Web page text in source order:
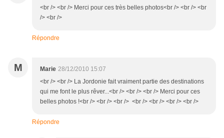
<br /> <br /> Merci pour ces très belles photos<br /> <br /> <br
/> <br />
Répondre
M Marie 28/12/2010 15:07
<br /> <br /> La Jordonie fait vraiment partie des destinations
qui me font le plus rêver...<br /> <br /> <br /> Merci pour ces
belles photos !<br /> <br /> <br /> <br /> <br /> <br /> <br />
Répondre